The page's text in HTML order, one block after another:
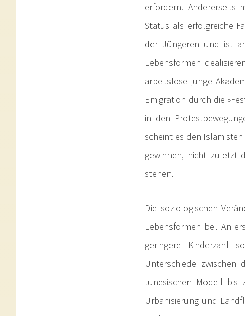
erfordern. Andererseits
Status als erfolgreiche
der Jüngeren und ist
Lebensformen
arbeitslose junge
Emigration durch die
in den
scheint es den
gewinnen, nicht zuletzt
stehen.
Die soziologischen
Lebensformen bei. An
geringere Kinderzahl
Unterschiede
tunesischen Modell bis
Urbanisierung und